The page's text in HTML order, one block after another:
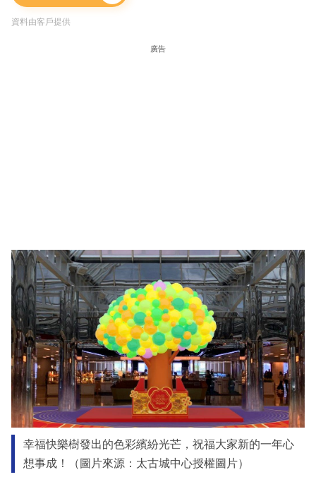
資料由客戶提供
廣告
幸福快樂樹發出的色彩繽紛光芒，祝福大家新的一年心
想事成！（圖片來源：太古城中心授權圖片）